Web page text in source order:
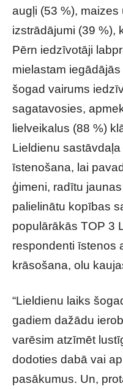
augļi (53 %), maizes
izstrādājumi (39 %),
Pērn iedzīvotāji
mielastam
šogad vairums
sagatavosies,
lielveikalus (88 %)
Lieldienu
īstenošana, lai
ģimeni, radītu
palielinātu kopības
populārākās TOP 3
respondenti īstenos
krāsošana, olu
“Lieldienu laiks
gadiem dažādu
varēsim atzīmēt
dodoties dabā vai
pasākumus. Un,